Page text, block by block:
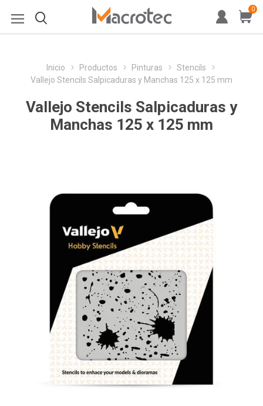
0
Inicio Productos Pinturas
Stencils
Vallejo Stencils Salpicaduras y Manchas 125 x 125 mm
Vallejo Stencils Salpicaduras y
Manchas 125 x 125 mm